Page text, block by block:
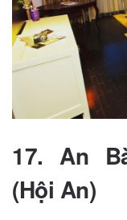
17.An
(Hội An)